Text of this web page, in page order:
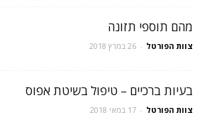
מהם תוספי תזונה
צוות הפורטל - 26 במרץ 2018
בעיות ברכיים – טיפול בשיטת אפוס
צוות הפורטל - 17 במאי 2018